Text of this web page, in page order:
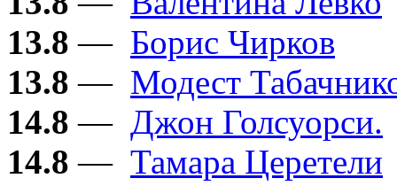
13.8 — Борис Чирков
13.8 — Модест
14.8 — Джон Голсуорси.
14.8 — Тамара Церетели